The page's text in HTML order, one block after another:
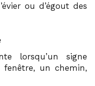
ou d’égout des
lorsqu’un signe
fenêtre, un chemin,